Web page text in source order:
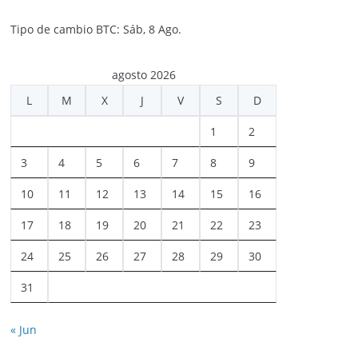
Tipo de cambio BTC: Sáb, 8 Ago.
agosto 2026
L
M X J V S D
1 2
3 4 5 6 7 8 9
10 11 12 13 14 15 16
17 18 19 20 21 22 23
24 25 26 27 28 29 30
31
« Jun